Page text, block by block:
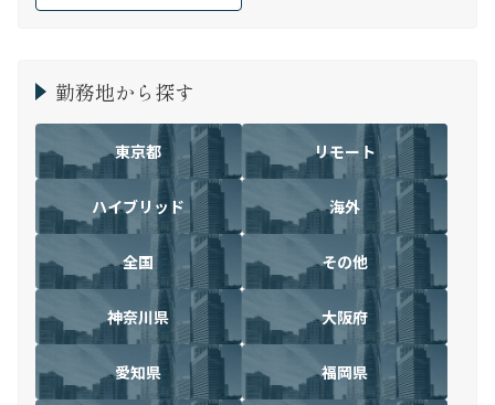
勤務地から探す
東京都 リモート
ハイブリッド 海外
全国 その他
神奈川県 大阪府
愛知県 福岡県